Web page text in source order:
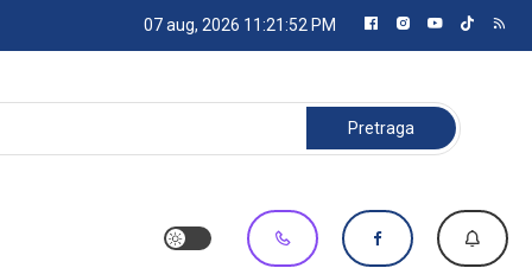
07 aug, 2026 11:21:54 PM
Pretraga: